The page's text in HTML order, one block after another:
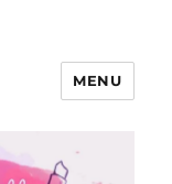
addicte
MENU